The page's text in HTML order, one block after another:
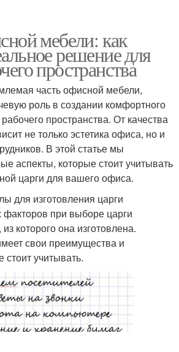
мебели: как
решение для
пространства
часть офисной мебели,
роль в создании комфортного
пространства. От качества
не только эстетика офиса, но и
В этой статье мы
аспекты, которые стоит учитывать
царги для вашего офиса.
для изготовления царги
при выборе царги
которого она изготовлена.
свои преимущества и
стоит учитывать.